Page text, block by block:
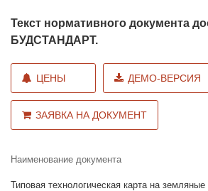
Текст нормативного документа
БУДСТАНДАРТ.
ЦЕНЫ ДЕМО-ВЕРСИЯ
ЗАЯВКА НА ДОКУМЕНТ
Наименование документа
Типовая технологическая карта на